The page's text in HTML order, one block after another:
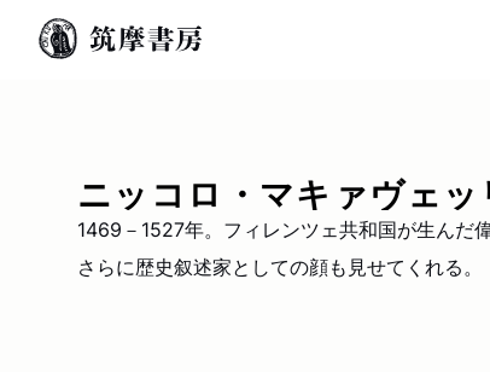
ニッコロ・マキァヴェッ
1469－1527年。フィレンツェ共和国が生んだ
さらに歴史叙述家としての顔も見せてくれる。